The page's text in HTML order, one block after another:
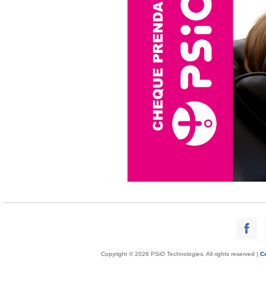
Copyright © 2026 PSiO Technologies. All rights reserved |